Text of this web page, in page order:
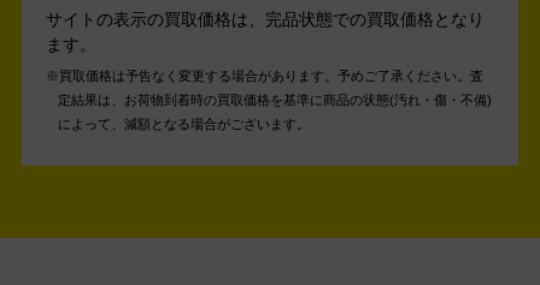
サイトの表示の買取価格は、完品状態での買取価格となり
ます。
買取価格は予告なく変更する場合があります。予めご了承ください。 査
定結果は、お荷物到着時の買取価格を基準に商品の状態(汚れ・傷・不備)
によって、減額となる場合がございます。